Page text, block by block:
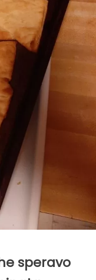
speravo